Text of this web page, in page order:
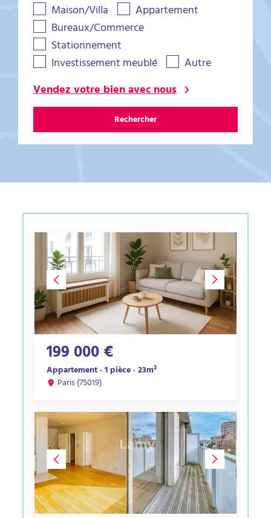
Maison/Villa
Appartement
Bureaux/Commerce
Stationnement
Investissement meublé
Autre
Vendez votre bien avec nous
Rechercher
199 000 €
Appartement · 1 pièce · 23m²
Paris (75019)